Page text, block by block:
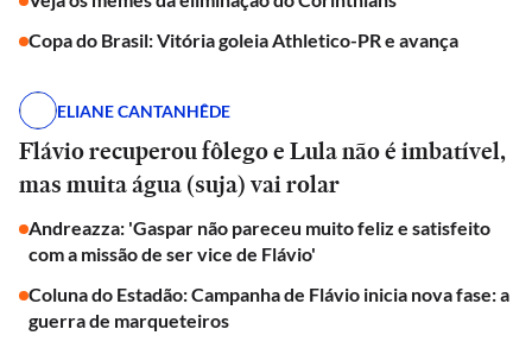
Copa do Brasil: Vitória goleia Athletico-PR e avança
ELIANE CANTANHÊDE
Flávio recuperou fôlego e Lula não é imbatível,
mas muita água (suja) vai rolar
Andreazza: 'Gaspar não pareceu muito feliz e satisfeito
com a missão de ser vice de Flávio'
Coluna do Estadão: Campanha de Flávio inicia nova fase: a
guerra de marqueteiros